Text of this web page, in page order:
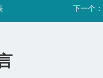
下一个：